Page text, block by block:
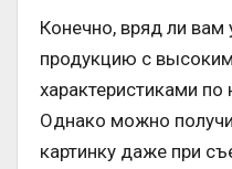
Конечно, вряд ли вам
продукцию с
характеристиками
Однако можно
картинку даже при